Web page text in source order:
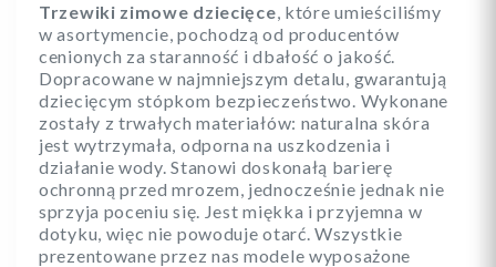
Trzewiki zimowe dziecięce, które umieściliśmy
w asortymencie, pochodzą od producentów
cenionych za staranność i dbałość o jakość.
Dopracowane w najmniejszym detalu, gwarantują
dziecięcym stópkom bezpieczeństwo. Wykonane
zostały z trwałych materiałów: naturalna skóra
jest wytrzymała, odporna na uszkodzenia i
działanie wody. Stanowi doskonałą barierę
ochronną przed mrozem, jednocześnie jednak nie
sprzyja poceniu się. Jest miękka i przyjemna w
dotyku, więc nie powoduje otarć. Wszystkie
prezentowane przez nas modele wyposażone